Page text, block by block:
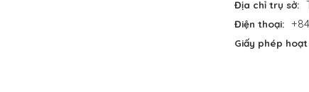
Địa chỉ trụ sở:
Điện thoại:
Giấy phép